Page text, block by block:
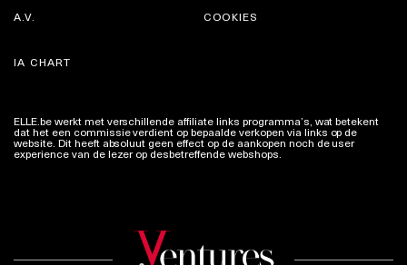
A.V.
IA CHART
COOKIES
ELLE.be werkt met verschillende affiliate links programma’s, wat betekent
dat het een commissie verdient op bepaalde verkopen via links op de
website. Dit heeft absoluut geen effect op de aankopen noch de user
experience van de lezer op desbetreffende webshops.